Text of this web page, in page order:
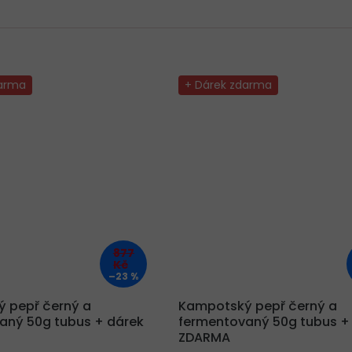
877
Kč
–23 %
pepř černý a
50g tubus + dárek
+ Dárek zdarma
Kampotský pepř černý a
fermentovaný 50g tubus
ZDARMA